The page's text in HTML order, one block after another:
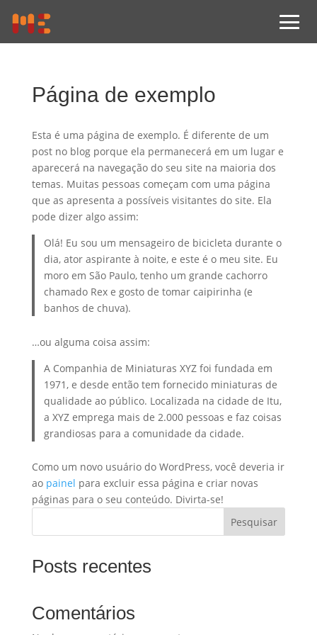
Página de exemplo
Esta é uma página de exemplo. É diferente de um
post no blog porque ela permanecerá em um lugar e
aparecerá na navegação do seu site na maioria dos
temas. Muitas pessoas começam com uma página
que as apresenta a possíveis visitantes do site. Ela
pode dizer algo assim:
Olá! Eu sou um mensageiro de bicicleta durante o
dia, ator aspirante à noite, e este é o meu site. Eu
moro em São Paulo, tenho um grande cachorro
chamado Rex e gosto de tomar caipirinha (e
banhos de chuva).
…ou alguma coisa assim:
A Companhia de Miniaturas XYZ foi fundada em
1971, e desde então tem fornecido miniaturas de
qualidade ao público. Localizada na cidade de Itu,
a XYZ emprega mais de 2.000 pessoas e faz coisas
grandiosas para a comunidade da cidade.
Como um novo usuário do WordPress, você deveria ir
ao painel para excluir essa página e criar novas
páginas para o seu conteúdo. Divirta-se!
Pesquisar
Posts recentes
Comentários